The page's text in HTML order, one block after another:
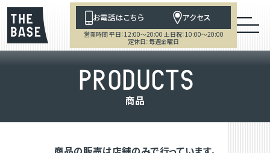
お電話はこちら アクセス
営業時間 平日：12:00～20:00 土日祝：10:00～20:00
定休日：毎週金曜日
PRODUCTS
商品